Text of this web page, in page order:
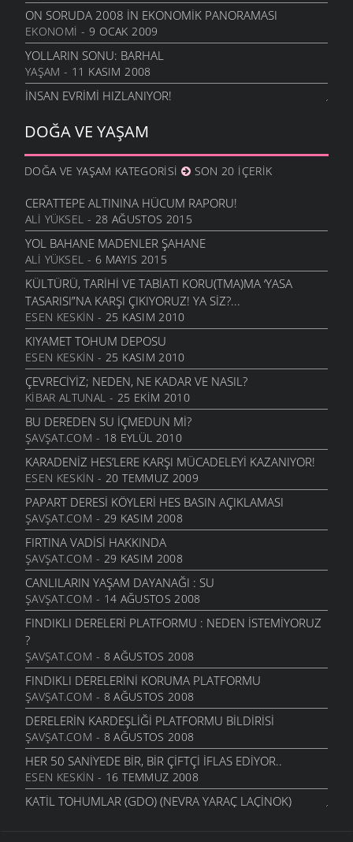
ON SORUDA 2008 IN EKONOMIK PANORAMASI
EKONOMI - 9 OCAK 2009
YOLLARIN SONU: BARHAL
YAŞAM - 11 KASIM 2008
İNSAN EVRIMI HIZLANIYOR!
MEY, TRT VE CEVRI ALTINTAŞ
KÜLTÜR VE SANAT- 27 EKIM 2008
CABBAR BOZKURTLAR (CABBAR USTA)
YENI DÜNYA DÜZENININ SONU GELDI
POLITIKA- 13 EKIM 2008
EMEKLI AYLIKLARI
EKONOMI- 29 EYLÜL 2008
BITMEYEN HIKÂYE: SOSYAL GÜVENLIK ‘REFORMU’
EKONOMI- 29 EYLÜL 2008
DIL YALNIZ INSANLARA ÖZGÜ DEĞIL MI?
BILIM - 23 EYLÜL 2008
YENI İKI KUTUPLU DÜNYA
POLITIKA- 16 AĞUSTOS 2008
ÇAĞLAYAN DERESI AKMAN VE PAŞALAR HES RAPORU
ŞAVŞAT GÜNDEMI - 9 AĞUSTOS 2008
RIZE’DE GELIŞTIRILEN HIDROELEKTRIK SANTRAL
PROJELERI DEĞERLENDIRME RAPORU
ŞAVŞAT GÜNDEMI- 8 AĞUSTOS 2008
YAŞAM VE SU
BILIM- 8 AĞUSTOS 2008
SÜT VE 9 BIN YIL
BILIM- 8 AĞUSTOS 2008
ŞAVŞAT, ŞAVŞAT, ŞAVŞAT
ŞAVŞAT GÜNDEMI- 25 TEMMUZ 2008
HUKUK YOKSA DEVLET DE YOK...
POLITIKA- 10 TEMMUZ 2008
ABD’NIN YENILIK MODELI
POLITIKA- 10 TEMMUZ 2008
RESMI İŞSIZ 2.5 MILYON
EKONOMI- 18 HAZIRAN 2008
ULUSAL SU MANIFESTOSU
ŞAVŞAT GÜNDEMI - 26 MART 2008
MILLI GELIR PASTASINI KABARTMAK…- MUSTAFA
DOĞA VE YAŞAM
DOĞA VE YAŞAM KATEGORISI SON 20 İÇERIK
CERATTEPE ALTININA HÜCUM RAPORU!
ALI YÜKSEL - 28 AĞUSTOS 2015
YOL BAHANE MADENLER ŞAHANE
ALI YÜKSEL - 6 MAYIS 2015
KÜLTÜRÜ, TARIHI VE TABIATI KORU(TMA)MA ‘YASA
TASARISI”NA KARŞI ÇIKIYORUZ! YA SIZ?...
ESEN KESKIN - 25 KASIM 2010
KIYAMET TOHUM DEPOSU
ESEN KESKIN - 25 KASIM 2010
ÇEVRECIYIZ; NEDEN, NE KADAR VE NASIL?
KIBAR ALTUNAL - 25 EKIM 2010
BU DEREDEN SU IÇMEDUN MI?
ŞAVŞAT.COM - 18 EYLÜL 2010
KARADENIZ HES’LERE KARŞI MÜCADELEYI KAZANIYOR!
ESEN KESKIN - 20 TEMMUZ 2009
PAPART DERESI KÖYLERI HES BASIN AÇIKLAMASI
ŞAVŞAT.COM - 29 KASIM 2008
FIRTINA VADISI HAKKINDA
ŞAVŞAT.COM - 29 KASIM 2008
CANLILARIN YAŞAM DAYANAĞI : SU
ŞAVŞAT.COM - 14 AĞUSTOS 2008
FINDIKLI DERELERI PLATFORMU : NEDEN İSTEMIYORUZ
?
ŞAVŞAT.COM - 8 AĞUSTOS 2008
FINDIKLI DERELERINI KORUMA PLATFORMU
ŞAVŞAT.COM - 8 AĞUSTOS 2008
DERELERIN KARDEŞLIĞI PLATFORMU BILDIRISI
ŞAVŞAT.COM - 8 AĞUSTOS 2008
HER 50 SANIYEDE BIR, BIR ÇIFTÇI İFLAS EDIYOR..
ESEN KESKIN - 16 TEMMUZ 2008
KATIL TOHUMLAR (GDO) (NEVRA YARAÇ LAÇİNOK)